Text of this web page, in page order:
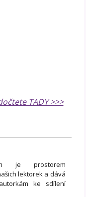
TADY >>>
je prostorem
lektorek a dává
ke sdílení